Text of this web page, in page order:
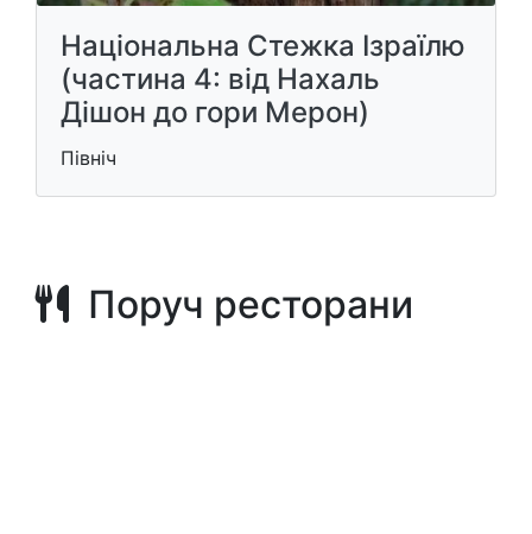
Національна Стежка Ізраїлю
(частина 4: від Нахаль
Дішон до гори Мерон)
Північ
Поруч ресторани